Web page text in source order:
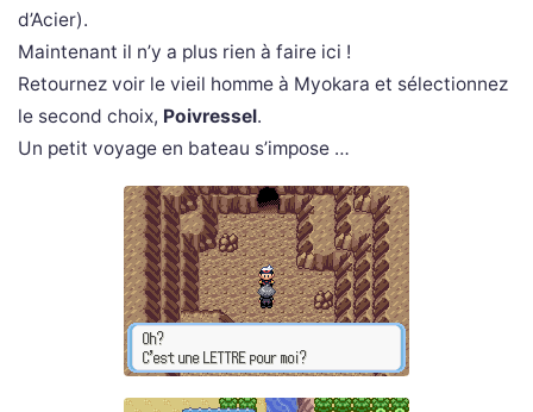
d’Acier).
Maintenant il n’y a plus rien à faire ici !
Retournez voir le vieil homme à Myokara et sélectionnez
le second choix, Poivressel.
Un petit voyage en bateau s’impose …